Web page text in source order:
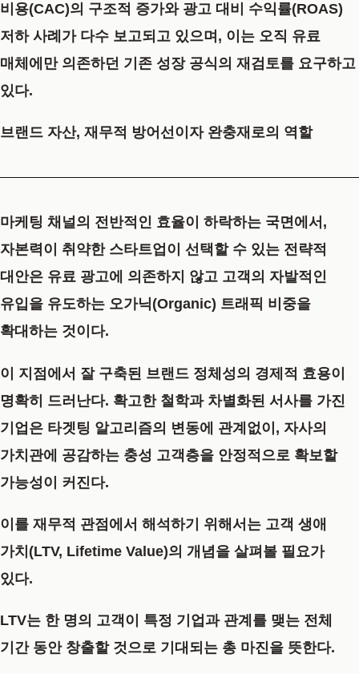
비용(CAC)의 구조적 증가와 광고 대비 수익률(ROAS)
저하 사례가 다수 보고되고 있으며, 이는 오직 유료
매체에만 의존하던 기존 성장 공식의 재검토를 요구하고
있다.
브랜드 자산, 재무적 방어선이자 완충재로의 역할
마케팅 채널의 전반적인 효율이 하락하는 국면에서,
자본력이 취약한 스타트업이 선택할 수 있는 전략적
대안은 유료 광고에 의존하지 않고 고객의 자발적인
유입을 유도하는 오가닉(Organic) 트래픽 비중을
확대하는 것이다.
이 지점에서 잘 구축된 브랜드 정체성의 경제적 효용이
명확히 드러난다. 확고한 철학과 차별화된 서사를 가진
기업은 타겟팅 알고리즘의 변동에 관계없이, 자사의
가치관에 공감하는 충성 고객층을 안정적으로 확보할
가능성이 커진다.
이를 재무적 관점에서 해석하기 위해서는 고객 생애
가치(LTV, Lifetime Value)의 개념을 살펴볼 필요가
있다.
LTV는 한 명의 고객이 특정 기업과 관계를 맺는 전체
기간 동안 창출할 것으로 기대되는 총 마진을 뜻한다.